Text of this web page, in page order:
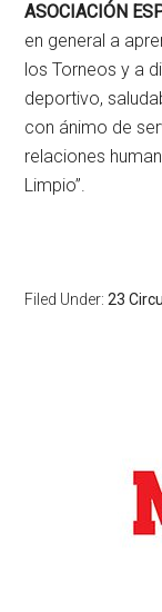
ASOCIACIÓN
en general a
los Torneos y a
deportivo,
con ánimo de
relaciones
Limpio”.
Filed Under:23